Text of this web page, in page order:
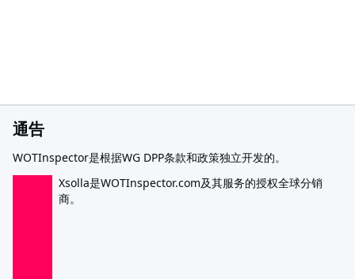
通告
WOTInspector是根据WG DPP条款和政策独立开发的。
Xsolla是WOTInspector.com及其服务的授权全球分销
商。